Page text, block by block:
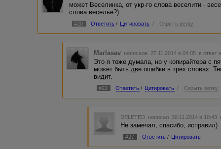
может Веселинка, от укр-го слова веселити -
слова веселье?)
#20 Ответить / Цитировать / Скрыть ветку
Marlasav написала 27.11.2014 в 04:05 в ответ
Это я тоже думала, но у копирайтера с
может быть две ошибки в трех словах.
видит.
#22 Ответить / Цитировать / Скрыть ветку
DELETED написал 30.11.2014 в 10:43
Не замечал, спасибо, исправил)
#27 Ответить / Цитировать